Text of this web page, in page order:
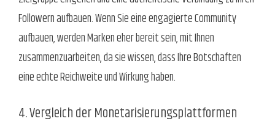
Followern aufbauen. Wenn Sie eine engagierte Community
aufbauen, werden Marken eher bereit sein, mit Ihnen
zusammenzuarbeiten, da sie wissen, dass Ihre Botschaften
eine echte Reichweite und Wirkung haben.
4. Vergleich der Monetarisierungsplattformen